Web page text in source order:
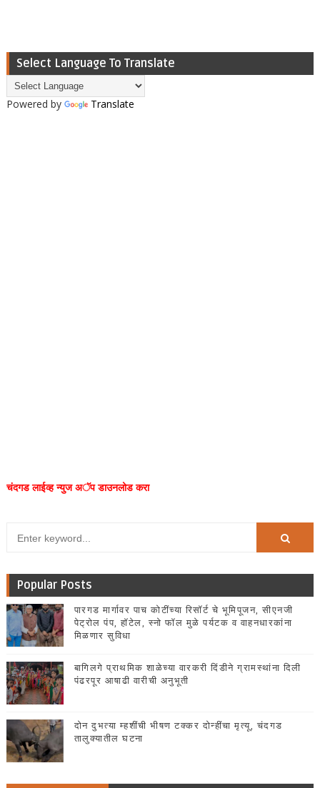
Select Language To Translate
Powered by Translate
चंदगड लाईव्ह न्युज अॅप डाउनलोड करा
Popular Posts
पारगड मार्गावर पाच कोटींच्या रिसॉर्ट चे भूमिपूजन, सीएनजी
पेट्रोल पंप, हॉटेल, स्नो फॉल मुळे पर्यटक व वाहनधारकांना
मिळणार सुविधा
बागिलगे प्राथमिक शाळेच्या वारकरी दिंडीने ग्रामस्थांना दिली
पंढरपूर आषाढी वारीची अनुभूती
दोन दुभत्या म्हशींची भीषण टक्कर दोन्हींचा मृत्यू, चंदगड
तालुक्यातील घटना